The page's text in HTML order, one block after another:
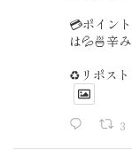
💳ポイン
は💦🍜辛
♻️リポスト
3